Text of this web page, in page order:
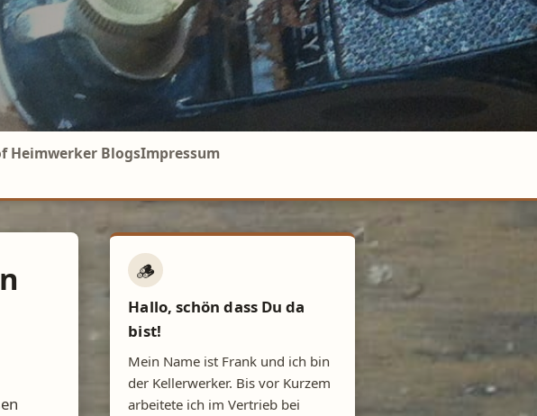
Heimwerker BlogsImpressum
🪵
Hallo, schön dass Du da
bist!
Mein Name ist Frank und ich bin
der Kellerwerker. Bis vor Kurzem
arbeitete ich im Vertrieb bei